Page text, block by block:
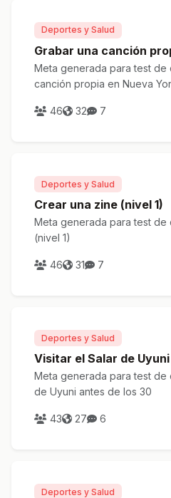
Deportes y Salud
Grabar una canción
Meta generada para test de
canción propia en Nueva
46 32 7
Deportes y Salud
Crear una zine (nivel 1)
Meta generada para test de
(nivel 1)
46 31 7
Deportes y Salud
Visitar el Salar de
Meta generada para test de
de Uyuni antes de los 30
43 27 6
Deportes y Salud